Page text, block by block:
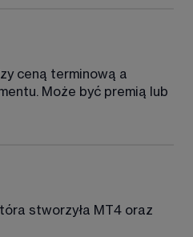
ceną terminową a
Może być premią lub
stworzyła MT4 oraz